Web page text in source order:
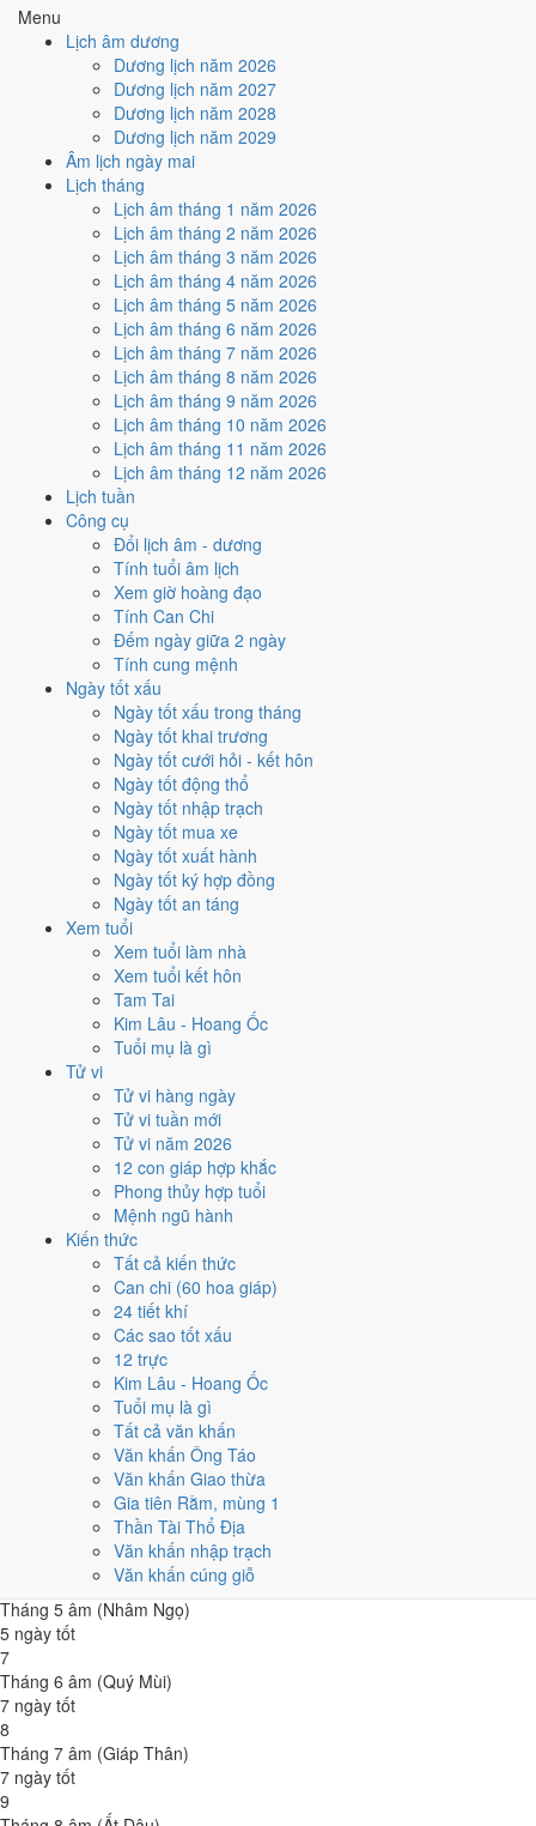
Menu
Lịch âm dương
Dương lịch năm 2026
Dương lịch năm 2027
Dương lịch năm 2028
Dương lịch năm 2029
Âm lịch ngày mai
Lịch tháng
Lịch âm tháng 1 năm 2026
Lịch âm tháng 2 năm 2026
Lịch âm tháng 3 năm 2026
Lịch âm tháng 4 năm 2026
Lịch âm tháng 5 năm 2026
Lịch âm tháng 6 năm 2026
Lịch âm tháng 7 năm 2026
Lịch âm tháng 8 năm 2026
Lịch âm tháng 9 năm 2026
Lịch âm tháng 10 năm 2026
Lịch âm tháng 11 năm 2026
Lịch âm tháng 12 năm 2026
Lịch tuần
Công cụ
Đổi lịch âm - dương
Tính tuổi âm lịch
Xem giờ hoàng đạo
Tính Can Chi
Đếm ngày giữa 2 ngày
Tính cung mệnh
Ngày tốt xấu
Ngày tốt xấu trong tháng
Ngày tốt khai trương
Ngày tốt cưới hỏi - kết hôn
Ngày tốt động thổ
Ngày tốt nhập trạch
Ngày tốt mua xe
Ngày tốt xuất hành
Ngày tốt ký hợp đồng
Ngày tốt an táng
Xem tuổi
Xem tuổi làm nhà
Xem tuổi kết hôn
Tam Tai
Kim Lâu - Hoang Ốc
Tuổi mụ là gì
Tử vi
Tử vi hàng ngày
Tử vi tuần mới
Tử vi năm 2026
12 con giáp hợp khắc
Phong thủy hợp tuổi
Mệnh ngũ hành
Kiến thức
Tất cả kiến thức
Can chi (60 hoa giáp)
24 tiết khí
Các sao tốt xấu
12 trực
Kim Lâu - Hoang Ốc
Tuổi mụ là gì
Tất cả văn khấn
Văn khấn Ông Táo
Văn khấn Giao thừa
Gia tiên Rằm, mùng 1
Thần Tài Thổ Địa
Văn khấn nhập trạch
Văn khấn cúng giỗ
Địa Chi
(Tuất)
Con Tuất Canh thì Thổ sinh Kim (tương sinh).
Kim · Thoa
Xuyến Kim
Nghĩa "Vàng trang sức", thuộc hành Kim, ứng
với cặp can chi Canh Tuất và Tân Hợi.
Thái Tuế
Thổ Tuất
(chính
cung)
Tuổi Tuất hợp Thái Tuế. Tuổi xung Thái Tuế cần
lễ giải đầu năm.
Màu hợp Trắng/Bạc
Vàng đất
phẩm phong thủy.
183 /182
ngày
Một tiêu chí thành phần, xét riêng bộ sao ngày.
Xem cơ chế ở bàisao Hoàng Đạo
Đạo.
Luận giải ngũ hành, Thái Tuế và màu hợp ở trên là quan niệm dân
gian. Nguồn tham chiếu:Tam Mệnh Thông Hội
Phương Thư. Dùng để tham khảo khi chọn thời điểm, không phải kết
luận khoa học.
Vận 9 Cửu Tử Ly Hỏa ảnh hưởng
gì tới năm 2030?
Vận 9 lấy hànhHỏa
Can Canh hành Kim. So với hành Vận thì
. Theo Huyền Không, đây là năm cần giữ thế, tránh mở rộng dàn
Cửu Tử Ly Hỏa
Vận 9 · Hạ Nguyên · 2024 - 2043
Ly · Chính Nam
Lịch âm dương 12 tháng năm
2030 có gì đáng chú ý?
12 tháng dương năm 2030 trải trên các tháng âm từ
năm Kỷ Dậuđếntháng 12 âm năm Canh Tuất
tháng nhuận âmnên âm và dương lệch nhau khá đều suốt 12 tháng.
Năm 2030 có
88 ngày từ mức Tốt trở lên
12 ngày. Ít nhất là tháng 6, chỉ 5 ngày, nên tránh xếp việc lớn vào đó.
Các mốc lớn rơi vào:Ông Công Ông Táo 26/1
Lễ Vu Lan 13/8,Tết Trung Thu 12/9
12 tháng theo số ngày tốt, còn lưới ngày của từng tháng nằm ngay
Tháng 11 âm (Bính Tý)
Tháng 12 âm (Đinh Sửu)
Tháng 1 âm (Mậu Dần)
Tháng 2 âm (Kỷ Mão)
Tháng 3 âm (Canh Thìn)
Tháng 5 âm (Nhâm Ngọ)
5 ngày tốt
7
Tháng 6 âm (Quý Mùi)
7 ngày tốt
8
Tháng 7 âm (Giáp Thân)
7 ngày tốt
9